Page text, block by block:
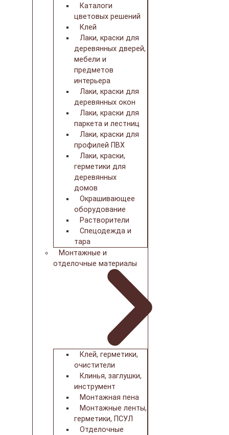
Каталоги
цветовых решений
Клей
Лаки, краски для
деревянных дверей,
мебели и
предметов
интерьера
Лаки, краски для
деревянных окон
Лаки, краски для
паркета и лестниц
Лаки, краски для
профилей ПВХ
Лаки, краски,
герметики для
деревянных
домов
Окрашивающее
оборудование
Растворители
Спецодежда и
тара
Монтажные и
отделочные материалы
Клей, герметики,
очистители
Клинья, заглушки,
инструмент
Монтажная пена
Монтажные ленты,
герметики, ПСУЛ
Отделочные